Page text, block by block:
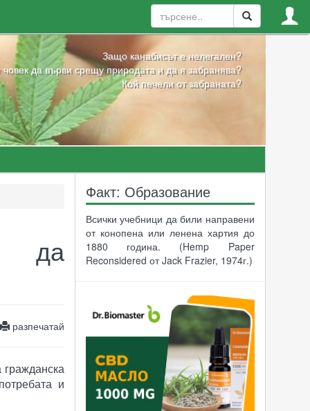
Защо канабисът е нелегален?
да върви срещу природата и да я забранява?
Кой печели от забраната?
да
разпечатай
и
Факт: Образование
Всички учебници да били направени
от конопена или ленена хартия до
1880 година. (Hemp Paper
Reconsidered от Jack Frazier, 1974г.)